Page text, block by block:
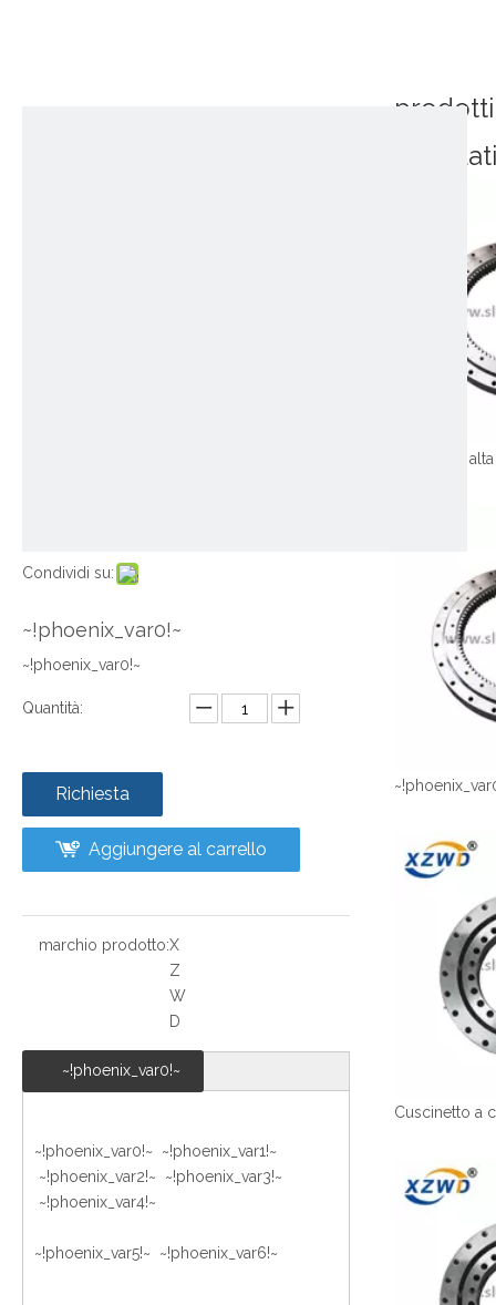
Condividi su:
~!phoenix_var0!~
~!phoenix_var0!~
Quantità:
Richiesta
Aggiungere al carrello
marchio prodotto:X
Z
W
D
~!phoenix_var0!~
~!phoenix_var0!~ ~!phoenix_var1!~
~!phoenix_var2!~ ~!phoenix_var3!~
~!phoenix_var4!~
~!phoenix_var5!~ ~!phoenix_var6!~
prodotti
correlati